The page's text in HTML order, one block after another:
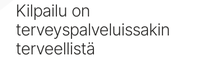
Kilpailu on
terveyspalveluissakin
terveellistä